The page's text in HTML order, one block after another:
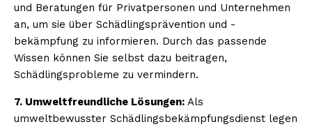
und Beratungen für Privatpersonen und Unternehmen
an, um sie über Schädlingsprävention und -
bekämpfung zu informieren. Durch das passende
Wissen können Sie selbst dazu beitragen,
Schädlingsprobleme zu vermindern.
7. Umweltfreundliche Lösungen: Als
umweltbewusster Schädlingsbekämpfungsdienst legen